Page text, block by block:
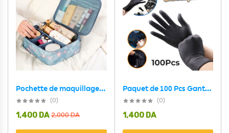
Pochette de maquillage et de cosmétiques, trousse de toilette Pour voyages
(0)
2,000DA
1,400 DA
Paquet de 100 Pcs Gants de Protection en Polynitrile – Pro Glove
(0)
1,400 DA